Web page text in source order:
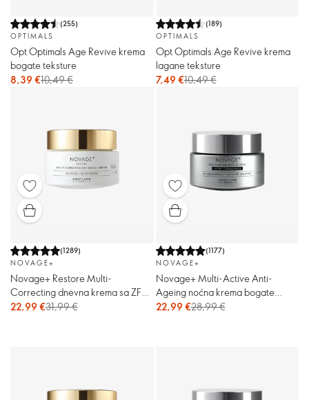
(255)
OPTIMALS
Opt Optimals Age Revive krema
bogate teksture
8,39 €10,49 €
(189)
OPTIMALS
Opt Optimals Age Revive krema
lagane teksture
7,49 €10,49 €
(1289)
NOVAGE+
Novage+ Restore Multi-
Correcting dnevna krema sa ZF
30
22,99 €31,99 €
(1177)
NOVAGE+
Novage+ Multi-Active Anti-
Ageing noćna krema bogate
teksture
22,99 €28,99 €